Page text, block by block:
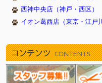
西神中央店（神戸・西区）
イオン葛西店（東京・江戸
コンテンツ CONTENTS